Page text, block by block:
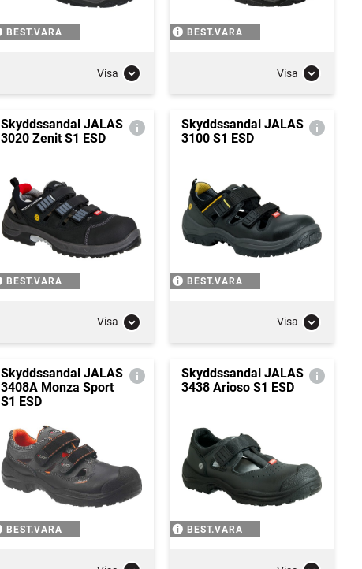
BEST.VARA
Visa
BEST.VARA
Visa
Skyddssandal JALAS
3020 Zenit S1 ESD
BEST.VARA
Visa
Skyddssandal JALAS
3100 S1 ESD
BEST.VARA
Visa
Skyddssandal JALAS
3408A Monza Sport
S1 ESD
BEST.VARA
Skyddssandal JALAS
3438 Arioso S1 ESD
BEST.VARA